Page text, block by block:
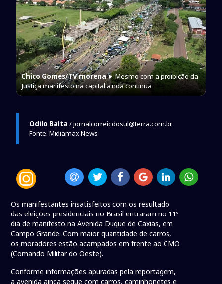
Chico Gomes/TV morena► Mesmo com a proibição da
Justiça manifesto na capital ainda continua
Odilo Balta / jornalcorreiodosul@terra.com.br
Fonte: Midiamax News
Os manifestantes insatisfeitos com os resultado
das eleições presidenciais no Brasil entraram no 11º
dia de manifesto na Avenida Duque de Caxias, em
Campo Grande. Com maior quantidade de carros,
os moradores estão acampados em frente ao CMO
(Comando Militar do Oeste).
Conforme informações apuradas pela reportagem,
a avenida ainda segue com carros, caminhonetes e